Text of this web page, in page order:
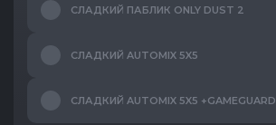
СЛАДКИЙ ПАБЛИК ONLY DUST 2
СЛАДКИЙ AUTOMIX 5X5
СЛАДКИЙ AUTOMIX 5X5 +GAMEGUARD